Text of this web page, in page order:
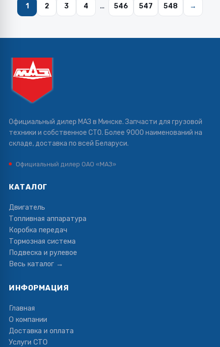
1 2 3 4 … 546 547 548 →
Официальный дилер МАЗ в Минске. Запчасти для грузовой
техники и собственное СТО. Более 9000 наименований на
складе, доставка по всей Беларуси.
Официальный дилер ОАО «МАЗ»
КАТАЛОГ
Двигатель
Топливная аппаратура
Коробка передач
Тормозная система
Подвеска и рулевое
Весь каталог →
ИНФОРМАЦИЯ
Главная
О компании
Доставка и оплата
Услуги СТО